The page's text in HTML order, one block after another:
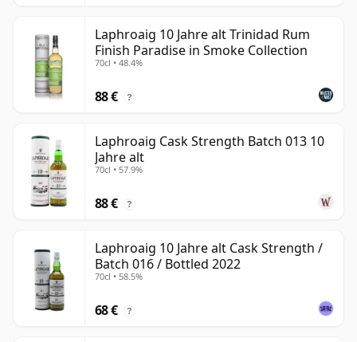
Laphroaig 10 Jahre alt Trinidad Rum
Finish Paradise in Smoke Collection
70cl • 48.4%
88 € ?
Laphroaig Cask Strength Batch 013 10
Jahre alt
70cl • 57.9%
88 € ?
Laphroaig 10 Jahre alt Cask Strength /
Batch 016 / Bottled 2022
70cl • 58.5%
68 € ?